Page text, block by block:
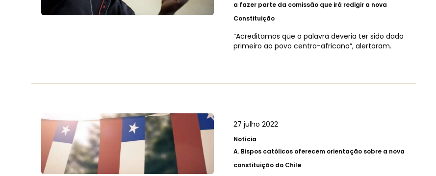
a fazer parte da comissão que irá redigir a nova
Constituição
“Acreditamos que a palavra deveria ter sido dada
primeiro ao povo centro-africano”, alertaram.
27 julho 2022
Notícia
A. Bispos católicos oferecem orientação sobre a nova
constituição do Chile